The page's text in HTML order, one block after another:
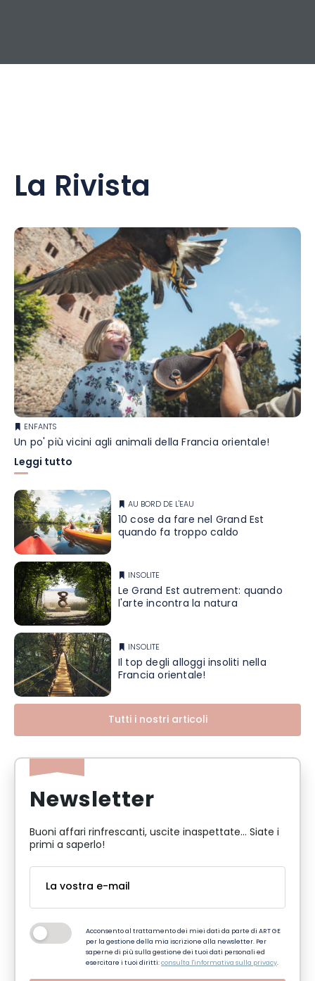
La Rivista
ENFANTS
Un po' più vicini agli animali della Francia orientale!
Leggi tutto
AU BORD DE L'EAU
10 cose da fare nel Grand Est
quando fa troppo caldo
INSOLITE
Le Grand Est autrement: quando
l'arte incontra la natura
INSOLITE
Il top degli alloggi insoliti nella
Francia orientale!
Tutti i nostri articoli
Newsletter
Buoni affari rinfrescanti, uscite inaspettate... Siate i
primi a saperlo!
Acconsento al trattamento dei miei dati da parte di ART GE
per la gestione della mia iscrizione alla newsletter. Per
saperne di più sulla gestione dei tuoi dati personali ed
esercitare i tuoi diritti:consulta l'informativa sulla privacy.